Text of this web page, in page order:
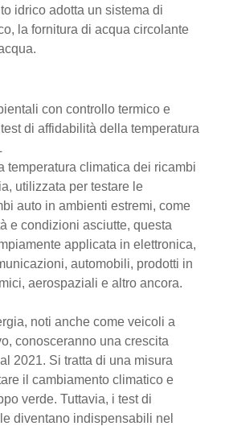
idrico adotta un sistema di
la fornitura di acqua circolante
con controllo termico e
di affidabilità della temperatura
temperatura climatica dei ricambi
utilizzata per testare le
auto in ambienti estremi, come
e condizioni asciutte, questa
applicata in elettronica,
automobili, prodotti in
aerospaziali e altro ancora.
noti anche come veicoli a
conosceranno una crescita
2021. Si tratta di una misura
il cambiamento climatico e
verde. Tuttavia, i test di
diventano indispensabili nel